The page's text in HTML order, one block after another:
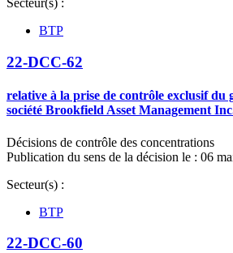
Secteur(s) :
BTP
22-DCC-62
relative à la prise de contrôle exclusif du
société Brookfield Asset Management
Décisions de contrôle des concentrations
Publication du sens de la décision le : 06
Secteur(s) :
BTP
22-DCC-60